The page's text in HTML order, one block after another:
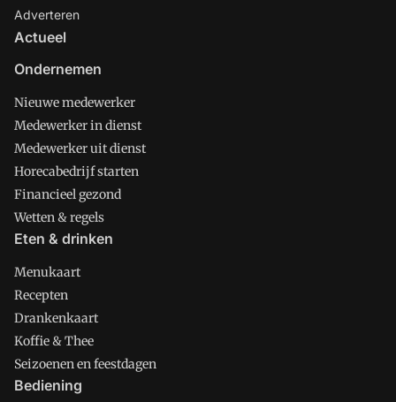
Adverteren
Actueel
Ondernemen
Nieuwe medewerker
Medewerker in dienst
Medewerker uit dienst
Horecabedrijf starten
Financieel gezond
Wetten & regels
Eten & drinken
Menukaart
Recepten
Drankenkaart
Koffie & Thee
Seizoenen en feestdagen
Bediening